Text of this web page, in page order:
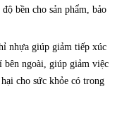
bền cho sản phẩm, bảo
nhựa giúp giảm tiếp xúc
ngoài, giúp giảm việc
cho sức khỏe có trong